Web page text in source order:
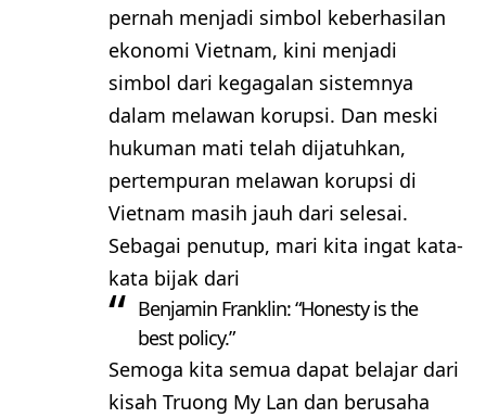
pernah menjadi simbol keberhasilan
ekonomi Vietnam, kini menjadi
simbol dari kegagalan sistemnya
dalam melawan korupsi. Dan meski
hukuman mati telah dijatuhkan,
pertempuran melawan korupsi di
Vietnam masih jauh dari selesai.
Sebagai penutup, mari kita ingat kata-
kata bijak dari
Benjamin Franklin: “Honesty is the
best policy.”
Semoga kita semua dapat belajar dari
kisah Truong My Lan dan berusaha